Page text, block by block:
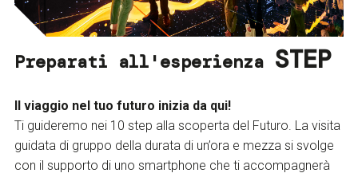
Preparati all'esperienza STEP
Il viaggio nel tuo futuro inizia da qui!
Ti guideremo nei 10 step alla scoperta del Futuro. La visita
guidata di gruppo della durata di un’ora e mezza si svolge
con il supporto di uno smartphone che ti accompagnerà